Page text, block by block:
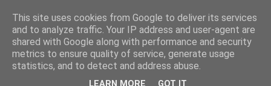
This site uses cookies from Google to deliver its services
and to analyze traffic. Your IP address and user-agent are
shared with Google along with performance and security
metrics to ensure quality of service, generate usage
statistics, and to detect and address abuse.